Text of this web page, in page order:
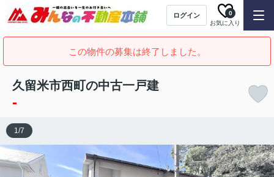
ログイン
お気に入り
0
この物件の募集は終了しました。
久留米市西町の中古一戸建
-
1/7